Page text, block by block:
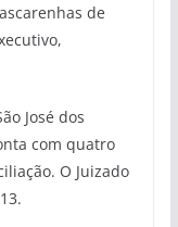
de
José dos
com quatro
O Juizado